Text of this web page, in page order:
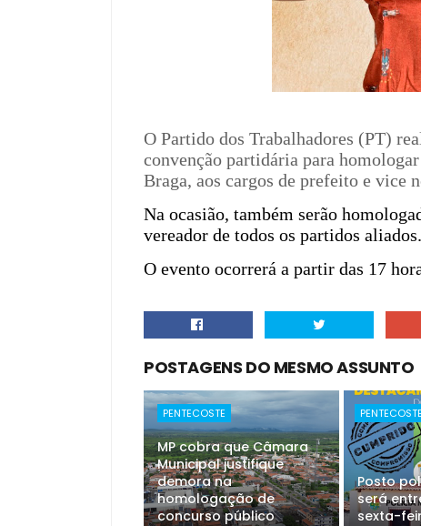
O Partido dos Trabalhadores (PT)
convenção partidária para
Braga, aos cargos de prefeito e vice
Na ocasião, também serão
vereador de todos os partidos aliados.
O evento ocorrerá a partir das 17
POSTAGENS DO MESMO ASSUNTO
PENTECOSTE
MP cobra que Câmara
Municipal justifique
demora na
homologação de
concurso público
PENTECOSTE
Posto
será
sexta-